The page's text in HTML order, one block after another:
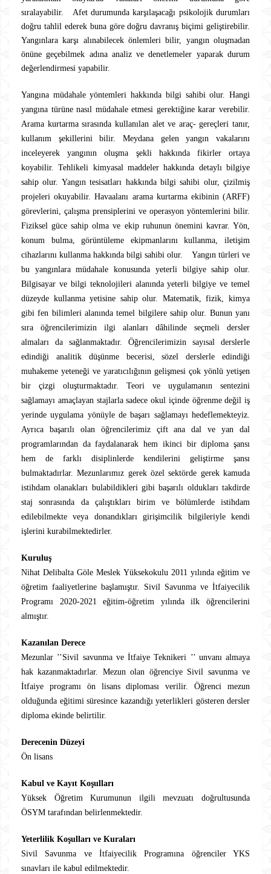
sıralayabilir. Afet durumunda karşılaşacağı psikolojik durumları
doğru tahlil ederek buna göre doğru davranış biçimi geliştirebilir.
Yangınlara karşı alınabilecek önlemleri bilir, yangın oluşmadan
önüne geçebilmek adına analiz ve denetlemeler yaparak durum
değerlendirmesi yapabilir.
Yangına müdahale yöntemleri hakkında bilgi sahibi olur. Hangi
yangına türüne nasıl müdahale etmesi gerektiğine karar verebilir.
Arama kurtarma sırasında kullanılan alet ve araç- gereçleri tanır,
kullanım şekillerini bilir. Meydana gelen yangın vakalarını
inceleyerek yangının oluşma şekli hakkında fikirler ortaya
koyabilir. Tehlikeli kimyasal maddeler hakkında detaylı bilgiye
sahip olur. Yangın tesisatları hakkında bilgi sahibi olur, çizilmiş
projeleri okuyabilir. Havaalanı arama kurtarma ekibinin (ARFF)
görevlerini, çalışma prensiplerini ve operasyon yöntemlerini bilir.
Fiziksel güce sahip olma ve ekip ruhunun önemini kavrar. Yön,
konum bulma, görüntüleme ekipmanlarını kullanma, iletişim
cihazlarını kullanma hakkında bilgi sahibi olur. Yangın türleri ve
bu yangınlara müdahale konusunda yeterli bilgiye sahip olur.
Bilgisayar ve bilgi teknolojileri alanında yeterli bilgiye ve temel
düzeyde kullanma yetisine sahip olur. Matematik, fizik, kimya
gibi fen bilimleri alanında temel bilgilere sahip olur. Bunun yanı
sıra öğrencilerimizin ilgi alanları dâhilinde seçmeli dersler
almaları da sağlanmaktadır. Öğrencilerimizin sayısal derslerle
edindiği analitik düşünme becerisi, sözel derslerle edindiği
muhakeme yeteneği ve yaratıcılığının gelişmesi çok yönlü yetişen
bir çizgi oluşturmaktadır. Teori ve uygulamanın sentezini
sağlamayı amaçlayan stajlarla sadece okul içinde öğrenme değil iş
yerinde uygulama yönüyle de başarı sağlamayı hedeflemekteyiz.
Ayrıca başarılı olan öğrencilerimiz çift ana dal ve yan dal
programlarından da faydalanarak hem ikinci bir diploma şansı
hem de farklı disiplinlerde kendilerini geliştirme şansı
bulmaktadırlar. Mezunlarımız gerek özel sektörde gerek kamuda
istihdam olanakları bulabildikleri gibi başarılı oldukları takdirde
staj sonrasında da çalıştıkları birim ve bölümlerde istihdam
edilebilmekte veya donandıkları girişimcilik bilgileriyle kendi
işlerini kurabilmektedirler.
Kuruluş
Nihat Delibalta Göle Meslek Yüksekokulu 2011 yılında eğitim ve
öğretim faaliyetlerine başlamıştır. Sivil Savunma ve İtfaiyecilik
Programı 2020-2021 eğitim-öğretim yılında ilk öğrencilerini
almıştır.
Kazanılan Derece
Mezunlar ’’Sivil savunma ve İtfaiye Teknikeri ’’ unvanı almaya
hak kazanmaktadırlar. Mezun olan öğrenciye Sivil savunma ve
İtfaiye programı ön lisans diploması verilir. Öğrenci mezun
olduğunda eğitimi süresince kazandığı yeterlikleri gösteren dersler
diploma ekinde belirtilir.
Derecenin Düzeyi
Ön lisans
Kabul ve Kayıt Koşulları
Yüksek Öğretim Kurumunun ilgili mevzuatı doğrultusunda
ÖSYM tarafından belirlenmektedir.
Yeterlilik Koşulları ve Kuraları
Sivil Savunma ve İtfaiyecilik Programına öğrenciler YKS
sınavları ile kabul edilmektedir.